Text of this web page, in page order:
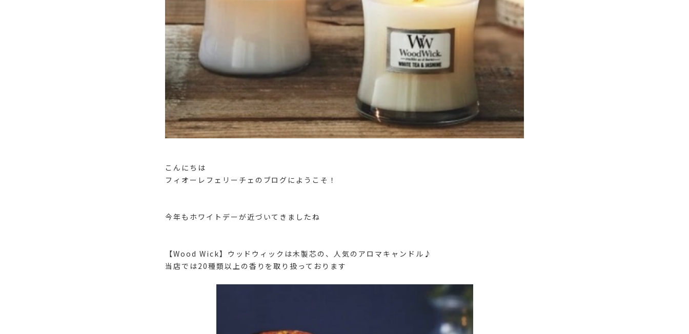
こんにちは
フィオーレフェリーチェのブログにようこそ！
今年もホワイトデーが近づいてきましたね
【Wood Wick】ウッドウィックは木製芯の、人気のアロマキャンドル♪
当店では20種類以上の香りを取り扱っております